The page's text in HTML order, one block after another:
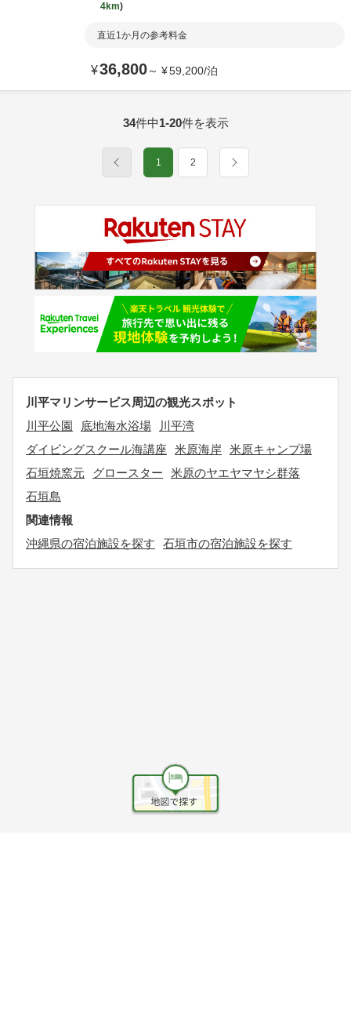
4km
直近1か月の参考料金
¥36,800～ ¥59,200/泊
34件中1-20件を表示
1 2
川平マリンサービス周辺の観光スポット
川平公園
底地海水浴場
川平湾
ダイビングスクール海講座
米原海岸 米原キャンプ場
石垣焼窯元
グロースター
米原のヤエヤマヤシ群落
石垣島
関連情報
沖縄県の宿泊施設を探す
石垣市の宿泊施設を探す